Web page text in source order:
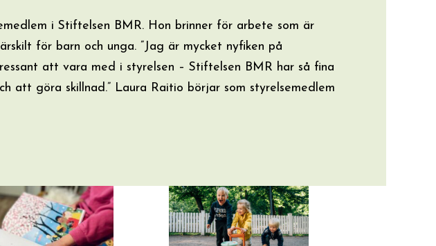
i Stiftelsen BMR. Hon brinner för arbete som är
för barn och unga. ”Jag är mycket nyfiken på
att vara med i styrelsen – Stiftelsen BMR har så fina
att göra skillnad.” Laura Raitio börjar som styrelsemedlem